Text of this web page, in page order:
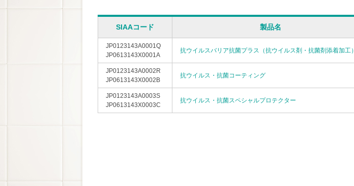
SIAAコード 製品名
JP0123143A0001Q
JP0613143X0001A
抗ウイルスバリア抗菌プラス（抗ウイルス剤・抗菌剤添着加工）
JP0123143A0002R
JP0613143X0002B
抗ウイルス・抗菌コーティング
JP0123143A0003S
JP0613143X0003C
抗ウイルス・抗菌スペシャルプロテクター